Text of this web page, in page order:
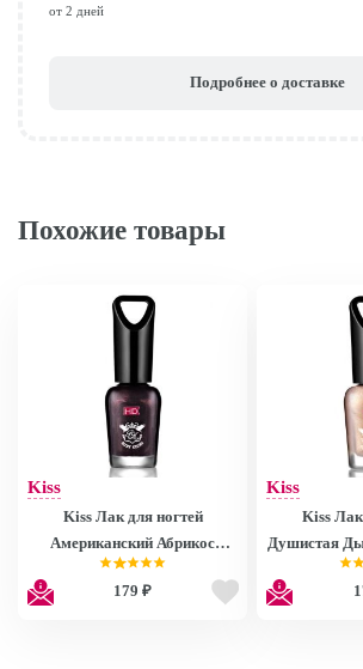
от 2 дней
Подробнее о доставке
Похожие товары
Kiss
Kiss Лак для ногтей
Американский Абрикос
8мл/HD Mini Nail Polish
MNP28
179 ₽
Kiss
Kiss
Душистая
Nail